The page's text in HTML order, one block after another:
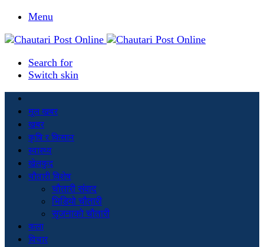
Menu
Search for
Switch skin
मूल खबर
खबर
कृषि र किसान
स्वास्थ्य
खेलकुद
चौतारी विशेष
चौतारी संवाद
भिडियो चौतारी
सृजनाको चौतारी
कला
विचार